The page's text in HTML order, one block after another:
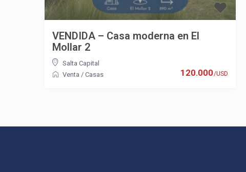
120.000/USD
VENDIDA – Casa moderna en El
Mollar 2
Salta Capital
Venta / Casas